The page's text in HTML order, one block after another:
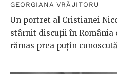
GEORGIANA VRĂJITORU
Un portret al Cristianei
stârnit discuții în România
rămas prea puțin